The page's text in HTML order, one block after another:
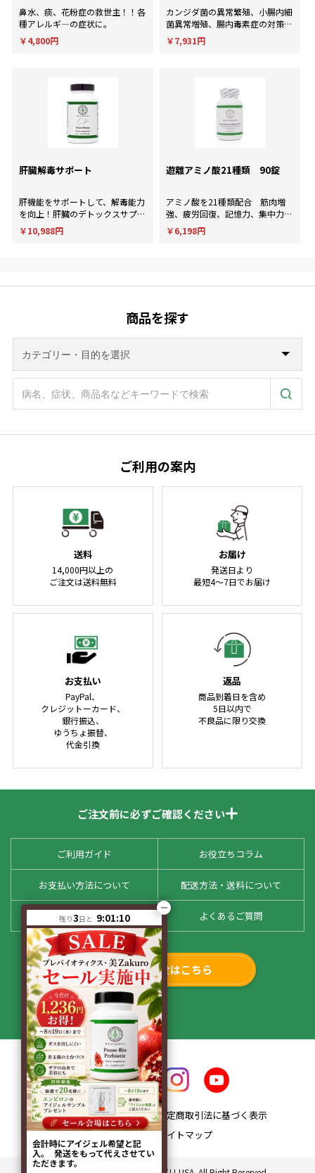
鼻水、痰、花粉症の救世主！！各
種アレルギ―の症状に。
￥4,800円
カンジダ菌の異常繁殖、小腸内細
菌異常増殖、腸内毒素症の対策
に！
￥7,931円
肝臓解毒サポート
肝機能をサポートして、解毒能力
を向上！肝臓のデトックスサプリ
メント。
￥10,988円
遊離アミノ酸21種類 90錠
アミノ酸を21種類配合 筋肉増
強、疲労回復、記憶力、集中力、
判断力など様々な用途に使用され
ます。
￥6,198円
商品を探す
ご利用の案内
送料
14,000円以上の
ご注文は送料無料
お届け
発送日より
最短4～7日でお届け
お支払い
PayPal、
クレジットーカード、
銀行振込、
ゆうちょ振替、
代金引換
返品
商品到着日を含め
5日以内で
不良品に限り交換
ご注文前に必ずご確認ください
ご利用ガイド お役立ちコラム
お支払い方法について 配送方法・送料について
お客様の声 よくあるご質問
お問い合わせはこちら
会社概要
特定商取引法に基づく表示
プライバシーポリシー
サイトマップ
残り3日と 9:01:10
会計時にアイジェル希望と記
入。 発送をもって代えさせてい
ただきます。